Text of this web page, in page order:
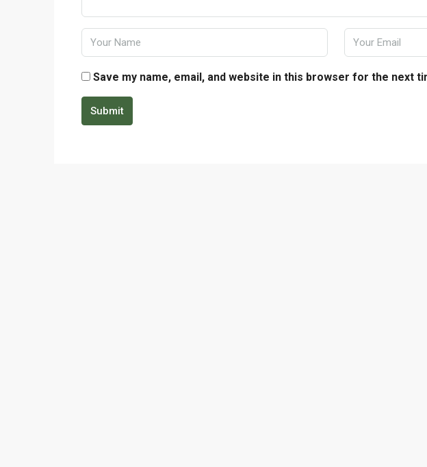
Save my name, email, and website in this browser for the next
Submit